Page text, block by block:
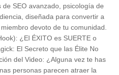
SEO avanzado, psicología de
diseñada para convertir a
devoto de tu comunidad.
¿El ÉXITO es SUERTE o
El Secreto que las Élite No
del Video: ¿Alguna vez te has
personas parecen atraer la